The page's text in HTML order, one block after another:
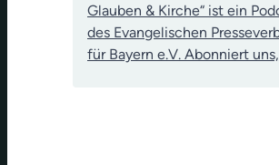
Glauben & Kirche“ ist ein
des Evangelischen
für Bayern e.V. Abonniert